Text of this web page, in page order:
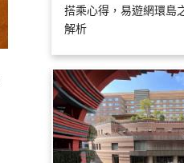
搭乘心得，易遊網環島
解析